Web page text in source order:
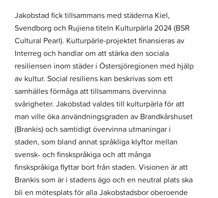
Jakobstad fick tillsammans med städerna Kiel,
Svendborg och Rujiena titeln Kulturpärla 2024 (BSR
Cultural Pearl). Kulturpärle-projektet finansieras av
Interreg och handlar om att stärka den sociala
resiliensen inom städer i Östersjöregionen med hjälp
av kultur. Social resiliens kan beskrivas som ett
samhälles förmåga att tillsammans övervinna
svårigheter. Jakobstad valdes till kulturpärla för att
man ville öka användningsgraden av Brandkårshuset
(Brankis) och samtidigt övervinna utmaningar i
staden, som bland annat språkliga klyftor mellan
svensk- och finskspråkiga och att många
finskspråkiga flyttar bort från staden. Visionen är att
Brankis som är i stadens ägo och en neutral plats ska
bli en mötesplats för alla Jakobstadsbor oberoende